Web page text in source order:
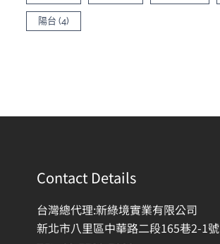
陽台 (4)
Contact Details
台灣總代理:新綠境實業有限公司
新北市八里區中華路二段165巷2-1號